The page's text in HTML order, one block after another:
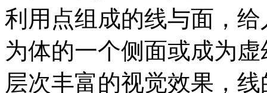
利用点组成的线与面，
为体的一个侧面或成为
层次丰富的视觉效果，